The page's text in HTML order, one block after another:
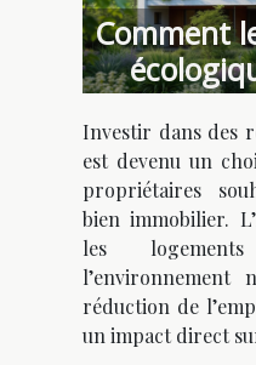
Comment
Investir dans des
est devenu un
propriétaires
bien immobilier.
les
réduction de
un impact direct